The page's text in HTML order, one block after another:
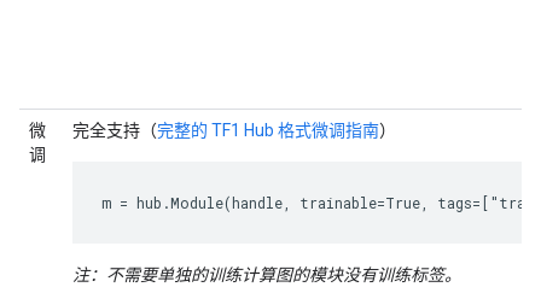
微
调
完全支持（完整的 TF1 Hub 格式微调指南）
m = hub.Module(handle, trainable=True,
注：不需要单独的训练计算图的模块没有训练标签。